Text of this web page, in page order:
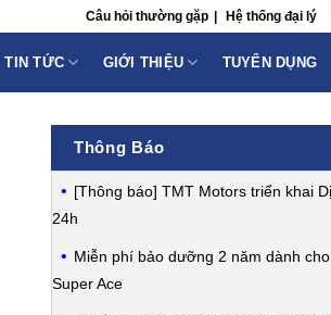
Câu hỏi thường gặp | Hệ thống đại lý
TIN TỨC GIỚI THIỆU TUYỂN DỤNG
Thông Báo
[Thông báo] TMT Motors triển khai
24h
Miễn phí bảo dưỡng 2 năm dành cho
Super Ace